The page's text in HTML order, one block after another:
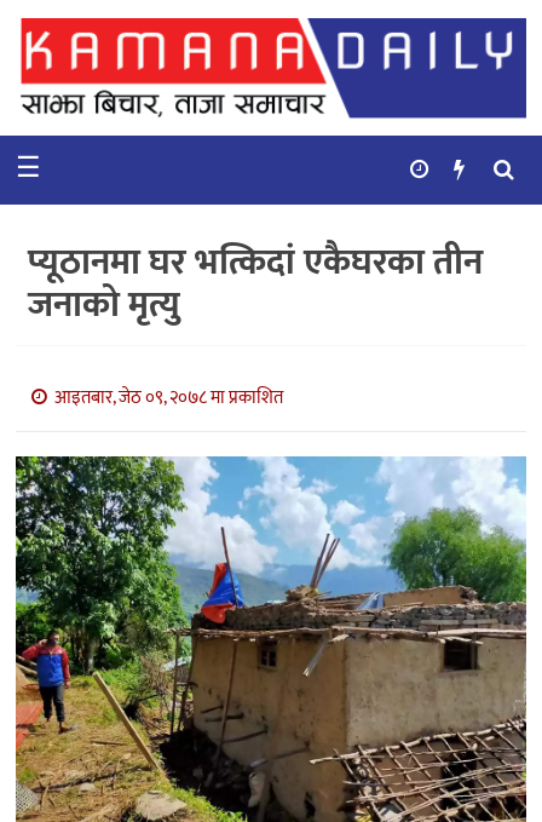
गृहपृष्ठ
समाचार
कुराकानी
बाणिज्य
भिडियो
सिफारिस
☰
प्यूठानमा घर भत्किदां एकैघरका तीन
जनाको मृत्यु
आइतबार, जेठ ०९, २०७८ मा प्रकाशित